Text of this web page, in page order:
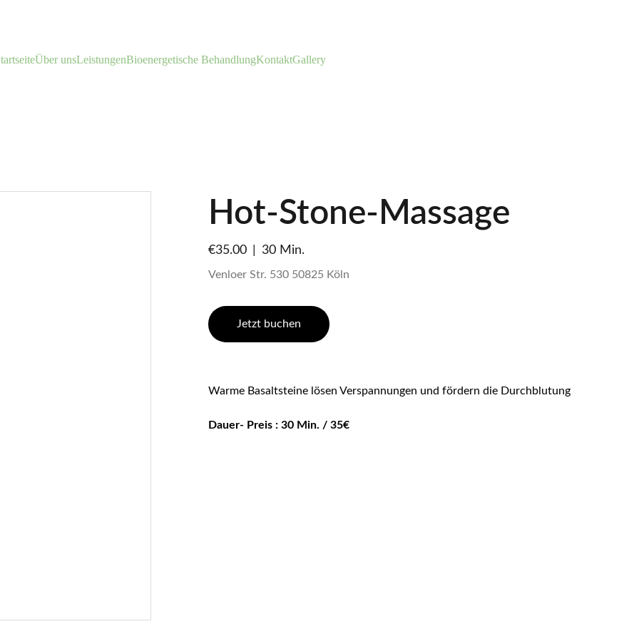
Über unsLeistungenBioenergetische BehandlungKontaktGallery
Hot-Stone-Massage
€35.00 30 Min.
Venloer Str. 530 50825 Köln
Jetzt buchen
Warme Basaltsteine lösen Verspannungen und fördern die Durchblutung
Dauer- Preis : 30 Min. / 35€